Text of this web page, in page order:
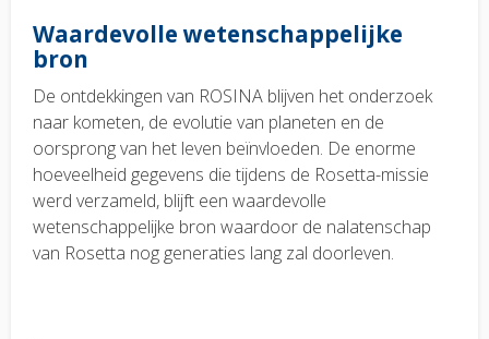
Waardevolle wetenschappelijke
bron
De ontdekkingen van ROSINA blijven het onderzoek
naar kometen, de evolutie van planeten en de
oorsprong van het leven beïnvloeden. De enorme
hoeveelheid gegevens die tijdens de Rosetta-missie
werd verzameld, blijft een waardevolle
wetenschappelijke bron waardoor de nalatenschap
van Rosetta nog generaties lang zal doorleven.